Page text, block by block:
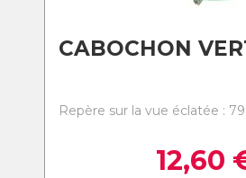
CABOCHON
Repère sur la vue éclatée : 79
12,60